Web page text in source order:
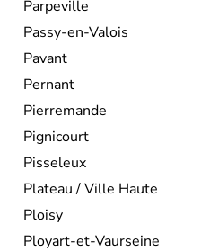
Parpeville
Passy-en-Valois
Pavant
Pernant
Pierremande
Pignicourt
Pisseleux
Plateau / Ville Haute
Ploisy
Ployart-et-Vaurseine